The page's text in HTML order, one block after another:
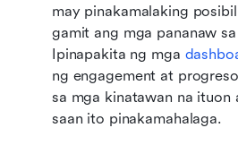
may pinakamalaking
gamit ang mga pananaw
Ipinapakita ng mga
ng engagement at
sa mga kinatawan na ituon
saan ito pinakamahalaga.